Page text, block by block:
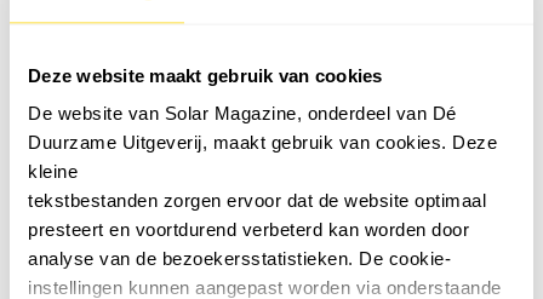
Deze website maakt gebruik van cookies
De website van Solar Magazine, onderdeel van Dé
Duurzame Uitgeverij, maakt gebruik van cookies. Deze
kleine
tekstbestanden zorgen ervoor dat de website optimaal
presteert en voortdurend verbeterd kan worden door
analyse van de bezoekersstatistieken. De cookie-
instellingen kunnen aangepast worden via onderstaande
Vacatures
Installateurzoeker
Cookievoorkeuren wijzigen
English
Geef ons feedback
Vertel ons wat je van onze website vindt.